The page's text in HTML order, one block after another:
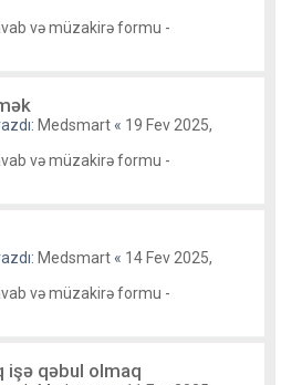
və müzakirə formu -
Medsmart « 19 Fev 2025,
və müzakirə formu -
Medsmart « 14 Fev 2025,
və müzakirə formu -
işə qəbul olmaq